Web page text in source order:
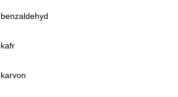
benzaldehyd
kafr
karvon